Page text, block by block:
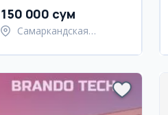
150 000 сум
Самаркандская
район